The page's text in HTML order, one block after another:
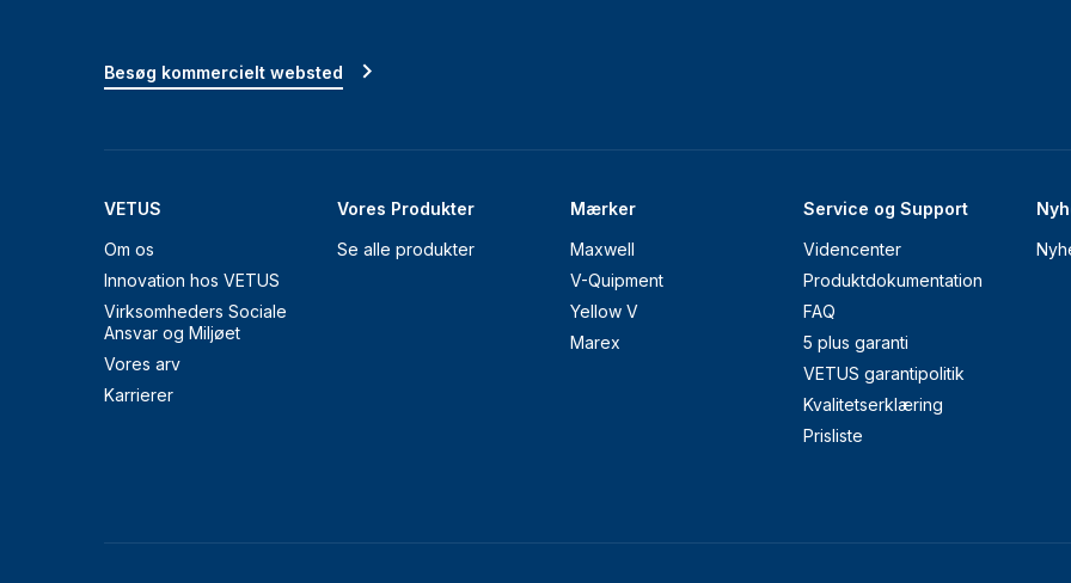
VETUS
Om os
Innovation hos VETUS
Virksomheders Sociale
Ansvar og Miljøet
Vores arv
Karrierer
Vores Produkter
Se alle produkter
Mærker
Maxwell
V-Quipment
Yellow V
Marex
Service og Support
Videncenter
Produktdokumentation
FAQ
5 plus garanti
VETUS garantipolitik
Kvalitetserklæring
Prisliste
Besøg kommercielt websted